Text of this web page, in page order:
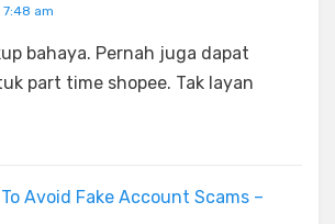
am
bahaya. Pernah juga dapat
part time shopee. Tak layan
Avoid Fake Account Scams –